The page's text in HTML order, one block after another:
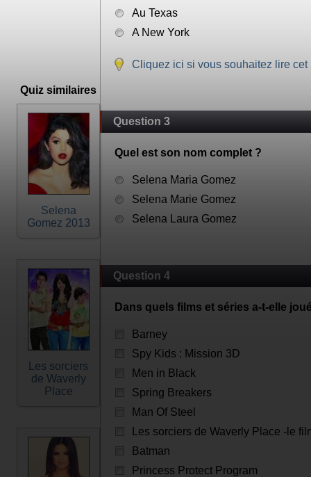
Quiz similaires
Selena
Gomez 2013
Les sorciers
de Waverly
Place
Au Texas
A New York
Cliquez ici si vous souhaitez lire cet
Question 3
Quel est son nom complet ?
Selena Maria Gomez
Selena Marie Gomez
Selena Laura Gomez
Question 4
Dans quels films et séries a-t-elle
Barney
Spy Kids : Mission 3D
Men in Black
Spring Breakers
Man Of Steel
Les sorciers de Waverly Place -le
Batman
Princess Protect Program